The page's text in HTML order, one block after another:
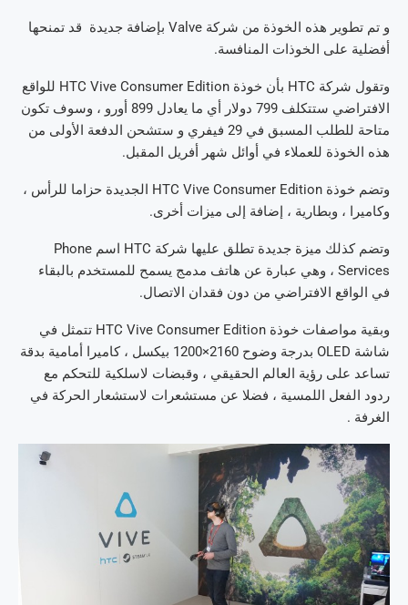
و تم تطوير هذه الخوذة من شركة Valve بإضافة جديدة قد تمنحها
أفضلية على الخوذات المنافسة.
وتقول شركة HTC بأن خوذة HTC Vive Consumer Edition للواقع
الافتراضي ستتكلف 799 دولار أي ما يعادل 899 أورو ، وسوف تكون
متاحة للطلب المسبق في 29 فيفري و ستشحن الدفعة الأولى من
هذه الخوذة للعملاء في أوائل شهر أفريل المقبل.
وتضم خوذة HTC Vive Consumer Edition الجديدة حزاما للرأس ،
وكاميرا ، وبطارية ، إضافة إلى ميزات أخرى.
وتضم كذلك ميزة جديدة تطلق عليها شركة HTC اسم Phone
Services ، وهي عبارة عن هاتف مدمج يسمح للمستخدم بالبقاء
في الواقع الافتراضي من دون فقدان الاتصال.
وبقية مواصفات خوذة HTC Vive Consumer Edition تتمثل في
شاشة OLED بدرجة وضوح 2160×1200 بيكسل ، كاميرا أمامية بدقة
تساعد على رؤية العالم الحقيقي ، وقبضات لاسلكية للتحكم مع
ردود الفعل اللمسية ، فضلا عن مستشعرات لاستشعار الحركة في
الغرفة .